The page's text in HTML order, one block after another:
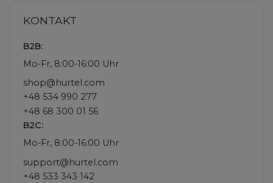
KONTAKT
B2B:
Mo-Fr, 8:00-16:00 Uhr
shop@hurtel.com
+48 534 990 277
+48 68 300 01 56
B2C:
Mo-Fr, 8:00-16:00 Uhr
support@hurtel.com
+48 533 343 142